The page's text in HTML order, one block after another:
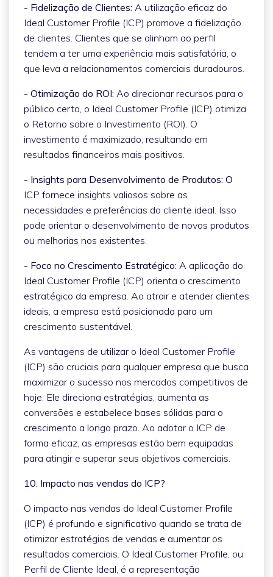
- Fidelização de Clientes: A utilização eficaz do
Ideal Customer Profile (ICP) promove a fidelização
de clientes. Clientes que se alinham ao perfil
tendem a ter uma experiência mais satisfatória, o
que leva a relacionamentos comerciais duradouros.
- Otimização do ROI: Ao direcionar recursos para o
público certo, o Ideal Customer Profile (ICP) otimiza
o Retorno sobre o Investimento (ROI). O
investimento é maximizado, resultando em
resultados financeiros mais positivos.
- Insights para Desenvolvimento de Produtos: O
ICP fornece insights valiosos sobre as
necessidades e preferências do cliente ideal. Isso
pode orientar o desenvolvimento de novos produtos
ou melhorias nos existentes.
- Foco no Crescimento Estratégico: A aplicação do
Ideal Customer Profile (ICP) orienta o crescimento
estratégico da empresa. Ao atrair e atender clientes
ideais, a empresa está posicionada para um
crescimento sustentável.
As vantagens de utilizar o Ideal Customer Profile
(ICP) são cruciais para qualquer empresa que busca
maximizar o sucesso nos mercados competitivos de
hoje. Ele direciona estratégias, aumenta as
conversões e estabelece bases sólidas para o
crescimento a longo prazo. Ao adotar o ICP de
forma eficaz, as empresas estão bem equipadas
para atingir e superar seus objetivos comerciais.
10. Impacto nas vendas do ICP?
O impacto nas vendas do Ideal Customer Profile
(ICP) é profundo e significativo quando se trata de
otimizar estratégias de vendas e aumentar os
resultados comerciais. O Ideal Customer Profile, ou
Perfil de Cliente Ideal, é a representação